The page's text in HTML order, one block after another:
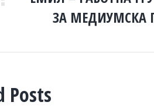
Next
ЗА МЕДИУМСКА
Posts